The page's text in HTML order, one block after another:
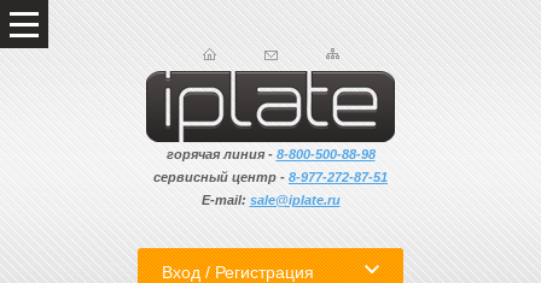
горячая линия - 8-800-500-88-98
сервисный центр - 8-977-272-87-51
E-mail: sale@iplate.ru
Вход / Регистрация